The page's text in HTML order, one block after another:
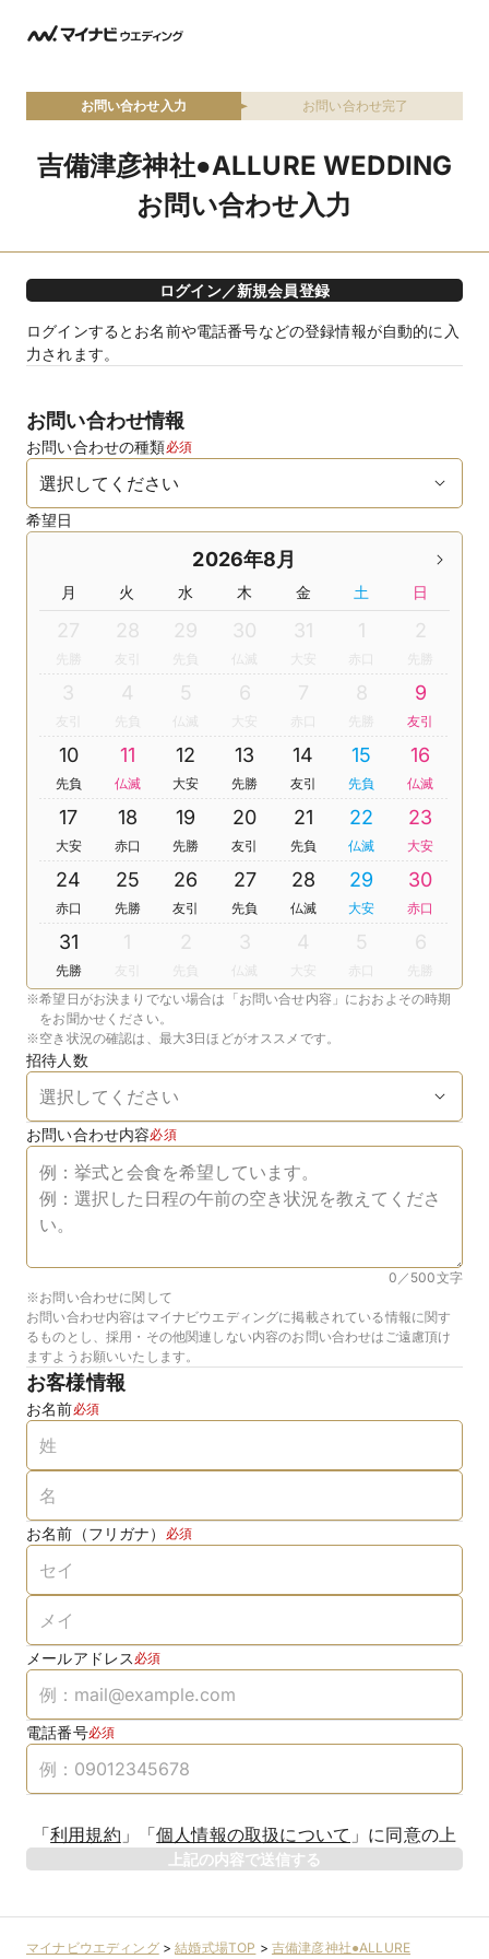
お問い合わせ入力 お問い合わせ完了
吉備津彦神社●ALLURE WEDDING
お問い合わせ入力
ログイン／新規会員登録
ログインするとお名前や電話番号などの登録情報が自動的に入
力されます。
お問い合わせ情報
お問い合わせの種類必須
希望日
2026年8月
月 火 水 木 金 土 日
27 28
友引
29
先負
30
仏滅
31
大安
1 2
3
友引
4
先負
5
仏滅
6
大安
7 8 9
友引
10
先負
11
仏滅
12
大安
13
先勝
14
友引
15
先負
16
仏滅
17
大安
18
赤口
19
先勝
20
友引
21
先負
22
仏滅
23
大安
24
赤口
25
先勝
26
友引
27
先負
28
仏滅
29
大安
30
赤口
31
先勝
1
友引
2
先負
3
仏滅
4
大安
5 6
※希望日がお決まりでない場合は「お問い合せ内容」におおよその時期
をお聞かせください。
※空き状況の確認は、最大3日ほどがオススメです。
招待人数
お問い合わせ内容必須
0／500文字
※お問い合わせに関して
お問い合わせ内容はマイナビウエディングに掲載されている情報に関す
るものとし、採用・その他関連しない内容のお問い合わせはご遠慮頂け
ますようお願いいたします。
お客様情報
お名前必須
お名前（フリガナ） 必須
メールアドレス 必須
電話番号必須
「利用規約 」 「個人情報の取扱について 」 に同意の上
上記の内容で送信する
マイナビウエディング>結婚式場TOP > 吉備津彦神社●ALLURE